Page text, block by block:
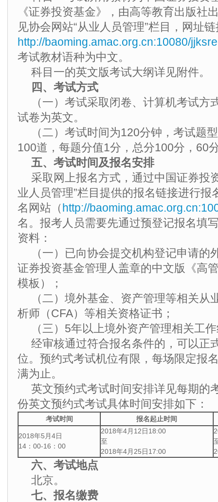
《证券投资基金》，由高等教育出版社
见协会网站“从业人员管理”栏目，网址
http://baoming.amac.org.cn:10080/
考试教材语种为中文。
科目一的英文版考试大纲详见附件。
四、考试方式
（一）考试采取闭卷、计算机考试方
试卷为英文。
（二）考试时间为120分钟，考试题
100道，每题分值1分，总分100分，60
五、考试时间及报名安排
采取网上报名方式，通过中国证券投
业人员管理”栏目提供的报名链接进行报
名网站（http://
名。报考人员需要先通过预登记报名填
资料：
（一）已向协会提交机构登记申请的
证券投资基金管理人盖章的中文版《高
模板）；
（二）境外基金、资产管理等相关从
析师（CFA）等相关资格证书；
（三）5年以上境外资产管理相关工
经审核通过符合报名条件的，可以正
位。预约式考试机位有限，每场限定报
满为止。
英文预约式考试时间安排详见每期的
份英文预约式考试具体时间安排如下：
考试时间 报名起止时间
2018年5月4日
14：00-16：00
2018年4月12日18:00
至
2018年4月25日17:00
六、考试地点
北京。
七、报名缴费